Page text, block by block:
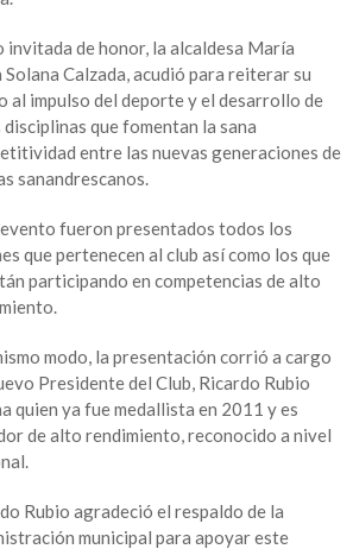
invitada de honor, la alcaldesa María
Solana Calzada, acudió para reiterar su
al impulso del deporte y el desarrollo de
disciplinas que fomentan la sana
entre las nuevas generaciones de
sanandrescanos.
evento fueron presentados todos los
que pertenecen al club así como los que
participando en competencias de alto
modo, la presentación corrió a cargo
Presidente del Club, Ricardo Rubio
quien ya fue medallista en 2011 y es
de alto rendimiento, reconocido a nivel
Rubio agradeció el respaldo de la
municipal para apoyar este